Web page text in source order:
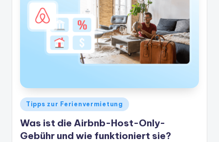
Veröffentlicht
in
Tipps zur Ferienvermietung
Was ist die Airbnb-Host-Only-
Gebühr und wie funktioniert sie?